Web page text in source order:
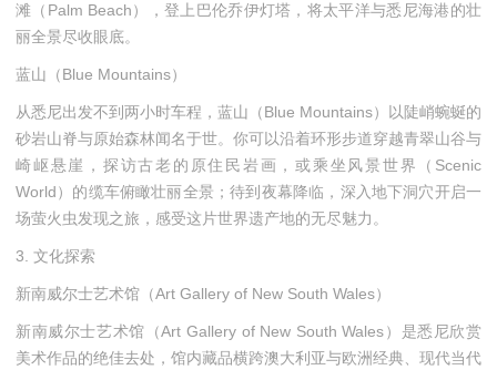
滩（Palm Beach），登上巴伦乔伊灯塔，将太平洋与悉尼海港的壮
丽全景尽收眼底。
蓝山（Blue Mountains）
从悉尼出发不到两小时车程，蓝山（Blue Mountains）以陡峭蜿蜒的
砂岩山脊与原始森林闻名于世。你可以沿着环形步道穿越青翠山谷与
崎岖悬崖，探访古老的原住民岩画，或乘坐风景世界（Scenic
World）的缆车俯瞰壮丽全景；待到夜幕降临，深入地下洞穴开启一
场萤火虫发现之旅，感受这片世界遗产地的无尽魅力。
3. 文化探索
新南威尔士艺术馆（Art Gallery of New South Wales）
新南威尔士艺术馆（Art Gallery of New South Wales）是悉尼欣赏
美术作品的绝佳去处，馆内藏品横跨澳大利亚与欧洲经典、现代当代